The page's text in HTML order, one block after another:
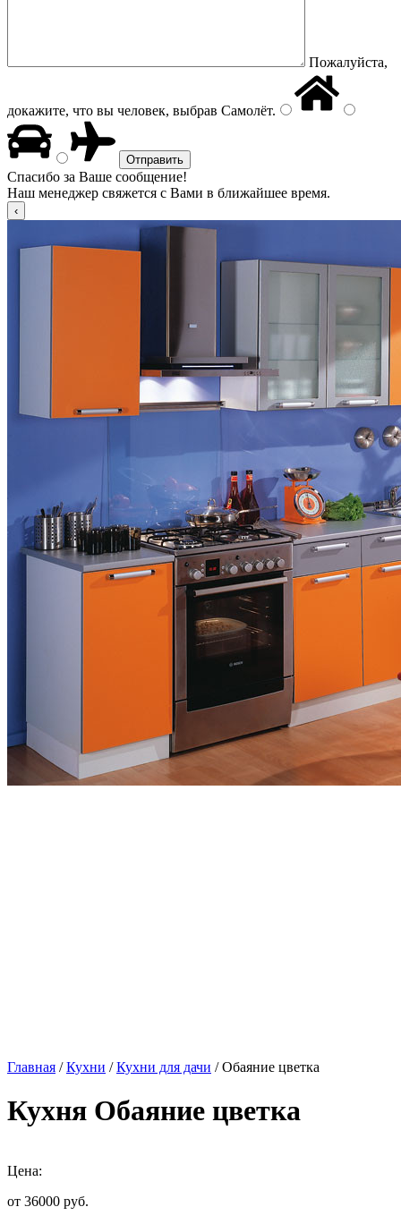
Пожалуйста,
докажите, что вы человек, выбрав Самолёт.
Спасибо за Ваше сообщение!
Наш менеджер свяжется с Вами в ближайшее время.
Главная /Кухни /Кухни для дачи / Обаяние цветка
Кухня Обаяние цветка
Цена:
от 36000 руб.